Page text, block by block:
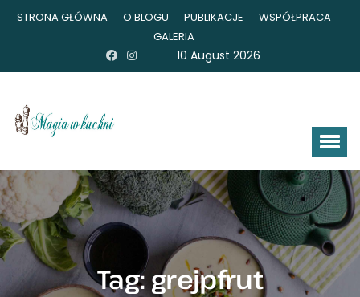
STRONA GŁÓWNA O BLOGU PUBLIKACJE
WSPÓŁPRACA
GALERIA
10 August 2026
Tag:grejpfrut